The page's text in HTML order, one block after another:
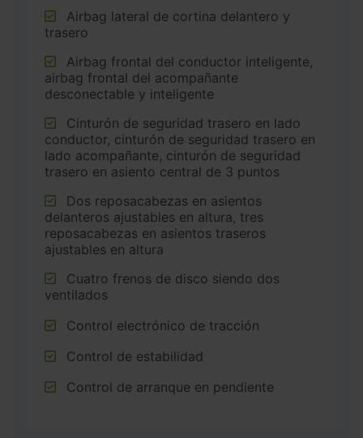
trasero
airbag frontal del acompañante
desconectable y inteligente
conductor, cinturón de seguridad trasero en
lado acompañante, cinturón de seguridad
trasero en asiento central de 3 puntos
delanteros ajustables en altura, tres
reposacabezas en asientos traseros
ajustables en altura
ventilados
Control electrónico de tracción
Control de estabilidad
Control de arranque en pendiente